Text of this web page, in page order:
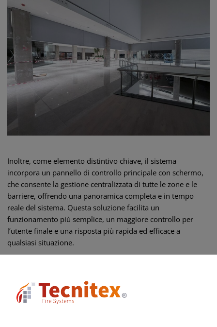
Inoltre, come elemento distintivo chiave, il sistema
incorpora un pannello di controllo principale con schermo,
che consente la gestione centralizzata di tutte le zone e le
barriere, offrendo una panoramica completa e in tempo
reale del sistema. Questa soluzione facilita un
funzionamento più semplice, un maggiore controllo per
l’utente finale e una risposta più rapida ed efficace a
qualsiasi situazione.
completo